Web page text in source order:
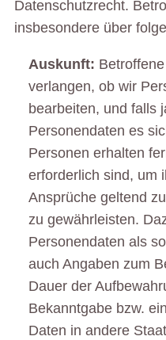
Datenschutzrecht.
insbesondere über
Auskunft:
verlangen, ob wir
bearbeiten, und falls
Personendaten es
Personen erhalten
erforderlich sind, um
Ansprüche geltend
zu gewährleisten.
Personendaten als
auch Angaben zum
Dauer der
Bekanntgabe bzw.
Daten in andere